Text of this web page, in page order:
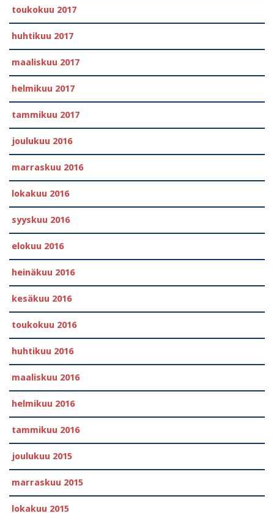
toukokuu 2017
huhtikuu 2017
maaliskuu 2017
helmikuu 2017
tammikuu 2017
joulukuu 2016
marraskuu 2016
lokakuu 2016
syyskuu 2016
elokuu 2016
heinäkuu 2016
kesäkuu 2016
toukokuu 2016
huhtikuu 2016
maaliskuu 2016
helmikuu 2016
tammikuu 2016
joulukuu 2015
marraskuu 2015
lokakuu 2015